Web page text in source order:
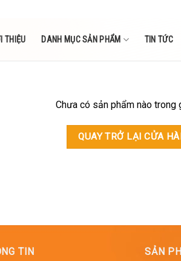
THIỆU DANH MỤC SẢN PHẨM TIN TỨC
Chưa có sản phẩm nào trong
QUAY TRỞ LẠI CỬA
TIN SẢN